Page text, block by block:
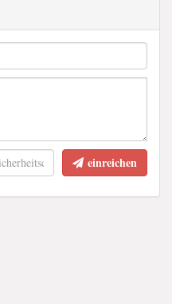
einreichen